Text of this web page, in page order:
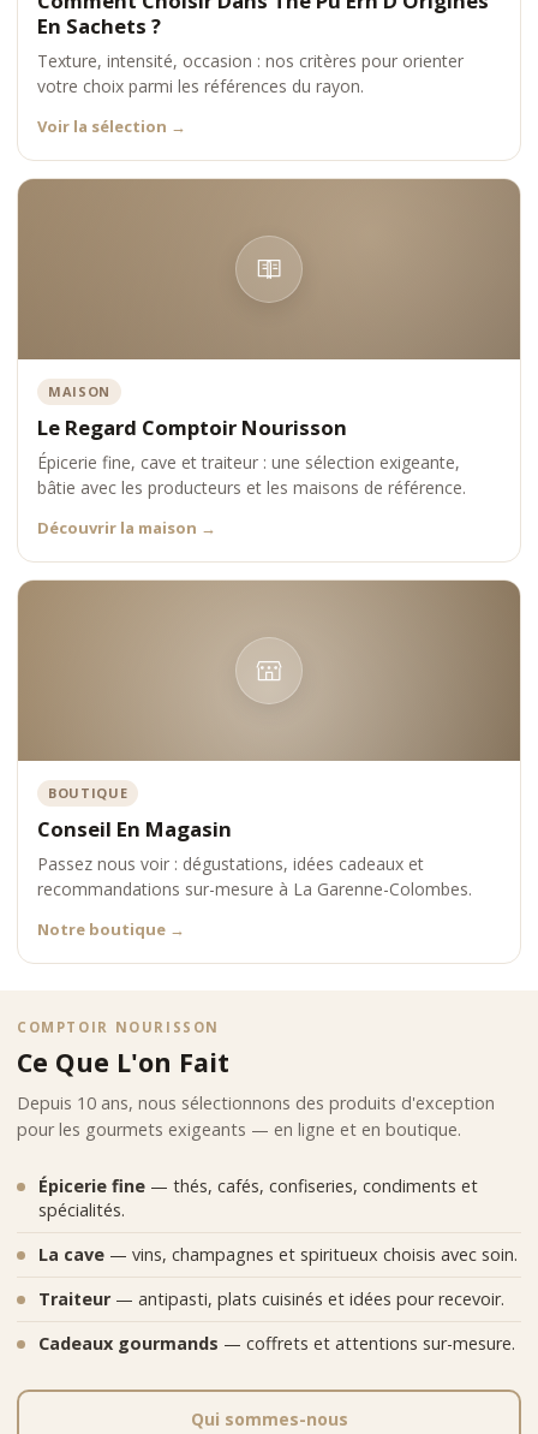
Chaque référence est choisie pour garantir une expérience fidèle
Positionnement Comptoir Nourisson
l’univers des thés Pu Erh d’origine en sachets premium, en
conciliant accessibilité, profondeur et expertise.
En Sachets ?
Texture, intensité, occasion : nos critères pour orienter
votre choix parmi les références du rayon.
Voir la sélection →
MAISON
Le Regard Comptoir Nourisson
Épicerie fine, cave et traiteur : une sélection exigeante,
bâtie avec les producteurs et les maisons de référence.
Découvrir la maison →
BOUTIQUE
Conseil En Magasin
Passez nous voir : dégustations, idées cadeaux et
recommandations sur-mesure à La Garenne-Colombes.
Notre boutique →
COMPTOIR NOURISSON
Ce Que L'on Fait
Depuis 10 ans, nous sélectionnons des produits d'exception
pour les gourmets exigeants — en ligne et en boutique.
Épicerie fine — thés, cafés, confiseries, condiments et
spécialités.
La cave — vins, champagnes et spiritueux choisis avec soin.
Traiteur — antipasti, plats cuisinés et idées pour recevoir.
Cadeaux gourmands — coffrets et attentions sur-mesure.
Qui sommes-nous